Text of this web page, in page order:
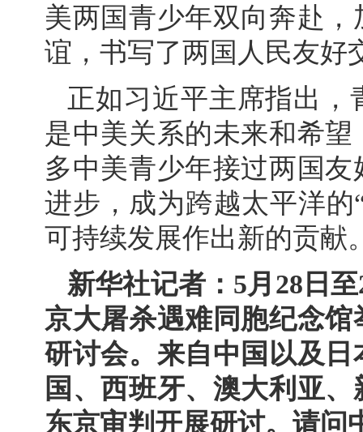
美两国青少年双向奔赴
谊，书写了两国人民友好
正如习近平主席指出
是中美关系的未来和希
多中美青少年接过两国
进步，成为跨越太平洋
可持续发展作出新的贡献
新华社记者：5月28日
京大屠杀遇难同胞纪念
研讨会。来自中国以及
国、西班牙、澳大利亚
东京审判开展研讨。请问